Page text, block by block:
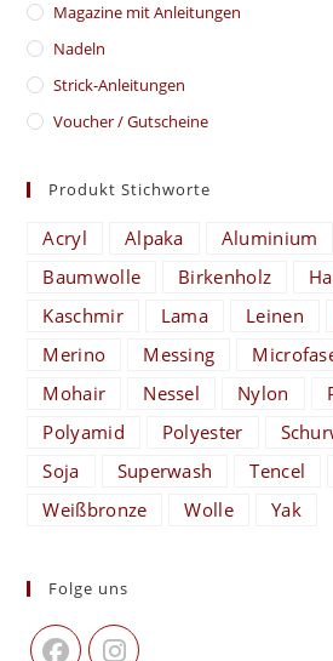
Magazine mit Anleitungen
Nadeln
Strick-Anleitungen
Voucher / Gutscheine
Produkt Stichworte
Acryl Alpaka Aluminium
Baumwolle
Birkenholz
Kaschmir
Lama Leinen
Merino
Messing
Mohair
Nessel Nylon
Polyamid
Polyester
Soja
Superwash Tencel
Weißbronze
Wolle Yak
Folge uns